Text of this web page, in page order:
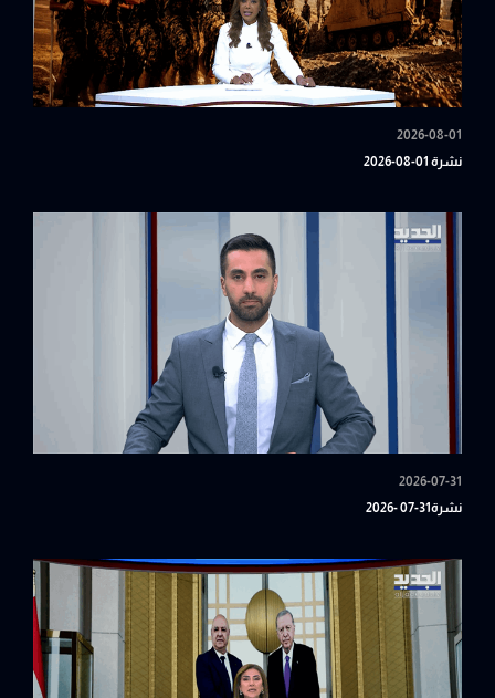
2026-08-01
نشرة 01-08-2026
2026-07-31
نشرة31-07 -2026